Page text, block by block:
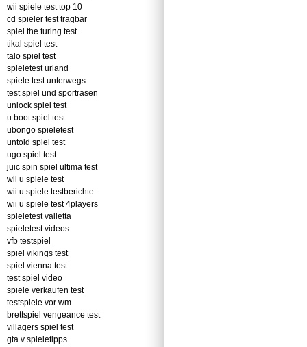
wii spiele test top 10
cd spieler test tragbar
spiel the turing test
tikal spiel test
talo spiel test
spieletest urland
spiele test unterwegs
test spiel und sportrasen
unlock spiel test
u boot spiel test
ubongo spieletest
untold spiel test
ugo spiel test
juic spin spiel ultima test
wii u spiele test
wii u spiele testberichte
wii u spiele test 4players
spieletest valletta
spieletest videos
vfb testspiel
spiel vikings test
spiel vienna test
test spiel video
spiele verkaufen test
testspiele vor wm
brettspiel vengeance test
villagers spiel test
gta v spieletipps